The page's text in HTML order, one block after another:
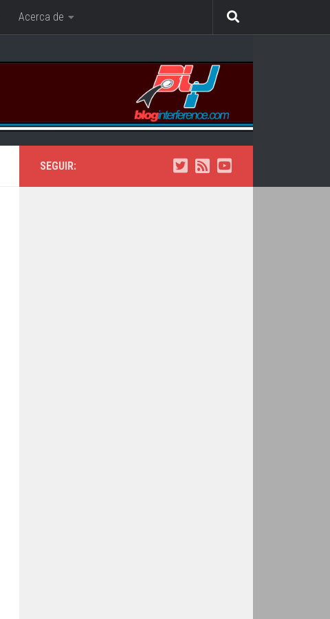
Acerca de
SEGUIR: